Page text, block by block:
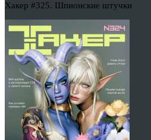
Хакер #325. Шпионские штучки